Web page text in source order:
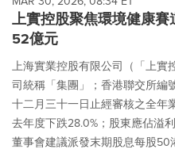
content
on
this
page
to
change.
News
listings
will
上實控股聚焦環境健康
52億元
上海實業控股有限公司（「上實
司統稱「集團」；香港聯交所編
十二月三十一日止經審核之全年
去年度下跌28.0%；股東應佔溢
董事會建議派發末期股息每股50